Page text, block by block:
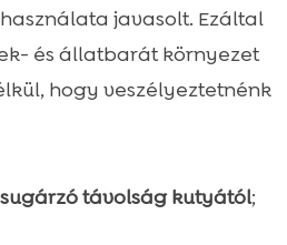
javasolt. Ezáltal
és állatbarát környezet
hogy veszélyeztetnénk
távolság kutyától;